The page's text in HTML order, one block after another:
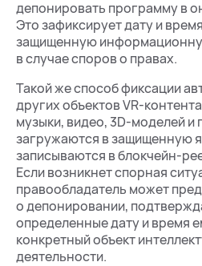
депонировать программу в
Это зафиксирует дату и
защищенную
в случае споров о правах.
Такой же способ фиксации
других объектов VR-
музыки, видео, 3D-моделей
загружаются в защищенную
записываются в блокчейн-
Если возникнет спорная
правообладатель может
о депонировании,
определенные дату и время
конкретный объект
деятельности.